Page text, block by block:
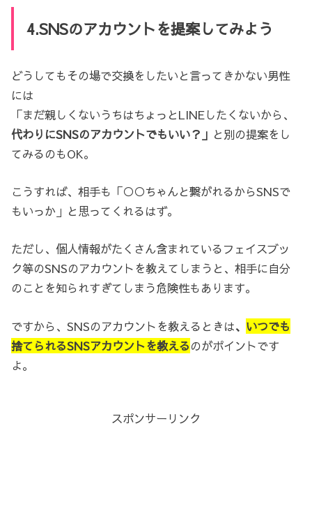
4.SNSのアカウントを提案してみよう
どうしてもその場で交換をしたいと言ってきかない男性
には
「まだ親しくないうちはちょっとLINEしたくないから、
代わりにSNSのアカウントでもいい？」 と別の提案をし
てみるのもOK。
こうすれば、相手も「○○ちゃんと繋がれるからSNSで
もいっか」と思ってくれるはず。
ただし、個人情報がたくさん含まれているフェイスブッ
ク等のSNSのアカウントを教えてしまうと、相手に自分
のことを知られすぎてしまう危険性もあります。
ですから、SNSのアカウントを教えるときは、 いつでも
捨てられるSNSアカウントを教えるのがポイントです
よ。
スポンサーリンク